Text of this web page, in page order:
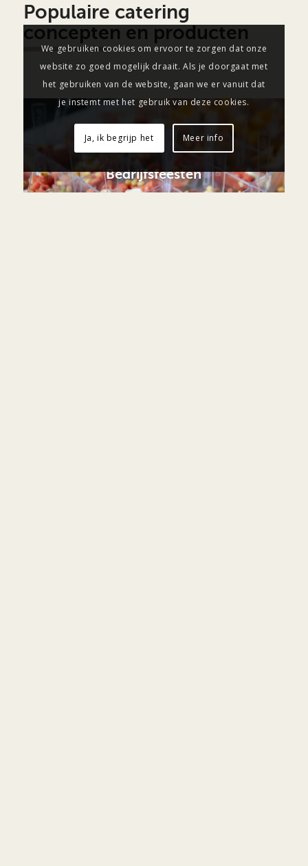
Populaire catering
concepten en producten
Bedrijfsfeesten
We gebruiken cookies om ervoor te zorgen dat onze
website zo goed mogelijk draait. Als je doorgaat met
het gebruiken van de website, gaan we er vanuit dat
je instemt met het gebruik van deze cookies.
Ja, ik begrijp het Meer info